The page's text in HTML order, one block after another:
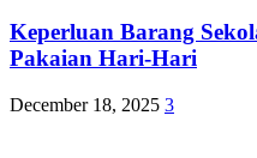
Keperluan Barang
Pakaian Hari-Hari
December 18, 2025 3